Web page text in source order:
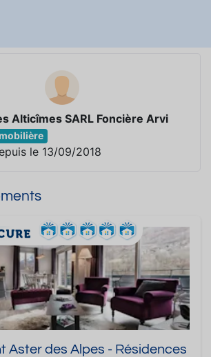
Alticîmes SARL Foncière Arvi
le 13/09/2018
Aster des Alpes - Résidences